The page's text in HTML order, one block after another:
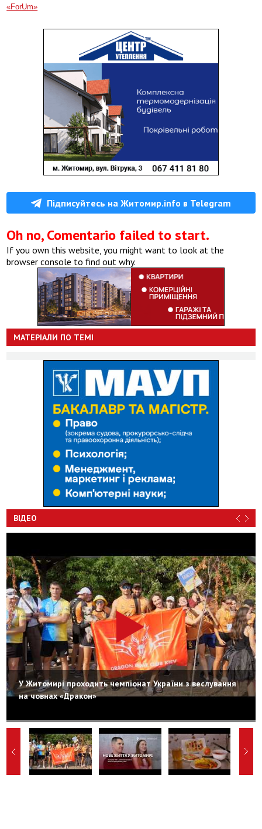
«ForUm»
Підписуйтесь на Житомир.info в Telegram
Oh no, Comentario failed to start.
If you own this website, you might want to look at the
browser console to find out why.
МАТЕРІАЛИ ПО ТЕМІ
ВІДЕО
У Житомирі проходить чемпіонат України з веслування
на човнах «Дракон»